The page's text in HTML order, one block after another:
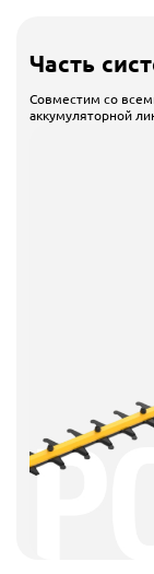
Часть
Совместим со
аккумуляторной